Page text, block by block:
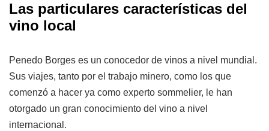
Las particulares características del
vino local
Penedo Borges es un conocedor de vinos a nivel mundial.
Sus viajes, tanto por el trabajo minero, como los que
comenzó a hacer ya como experto sommelier, le han
otorgado un gran conocimiento del vino a nivel
internacional.